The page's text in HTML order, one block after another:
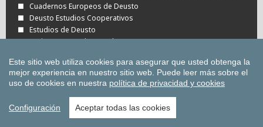
Cuadernos Europeos de Deusto
Deusto Estudios Cooperativos
Estudios de Deusto
Revista Deusto de Derechos Humanos
Todas las Revistas Científicas de Deusto en
OJS
Todas las publicaciones de la Universidad
de Deusto
Copyright © Universidad de Deusto
Este sitio web utiliza cookies para asegurar que usted obtenga la
mejor experiencia en nuestro sitio web. Puede leer más sobre el
uso de cookies en nuestra política de privacidad y cookies
Configuración Aceptar todas las cookies